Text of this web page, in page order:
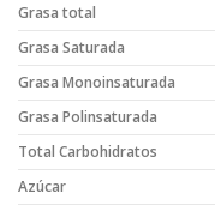
Grasa total
Grasa Saturada
Grasa Monoinsaturada
Grasa Polinsaturada
Total Carbohidratos
Azúcar